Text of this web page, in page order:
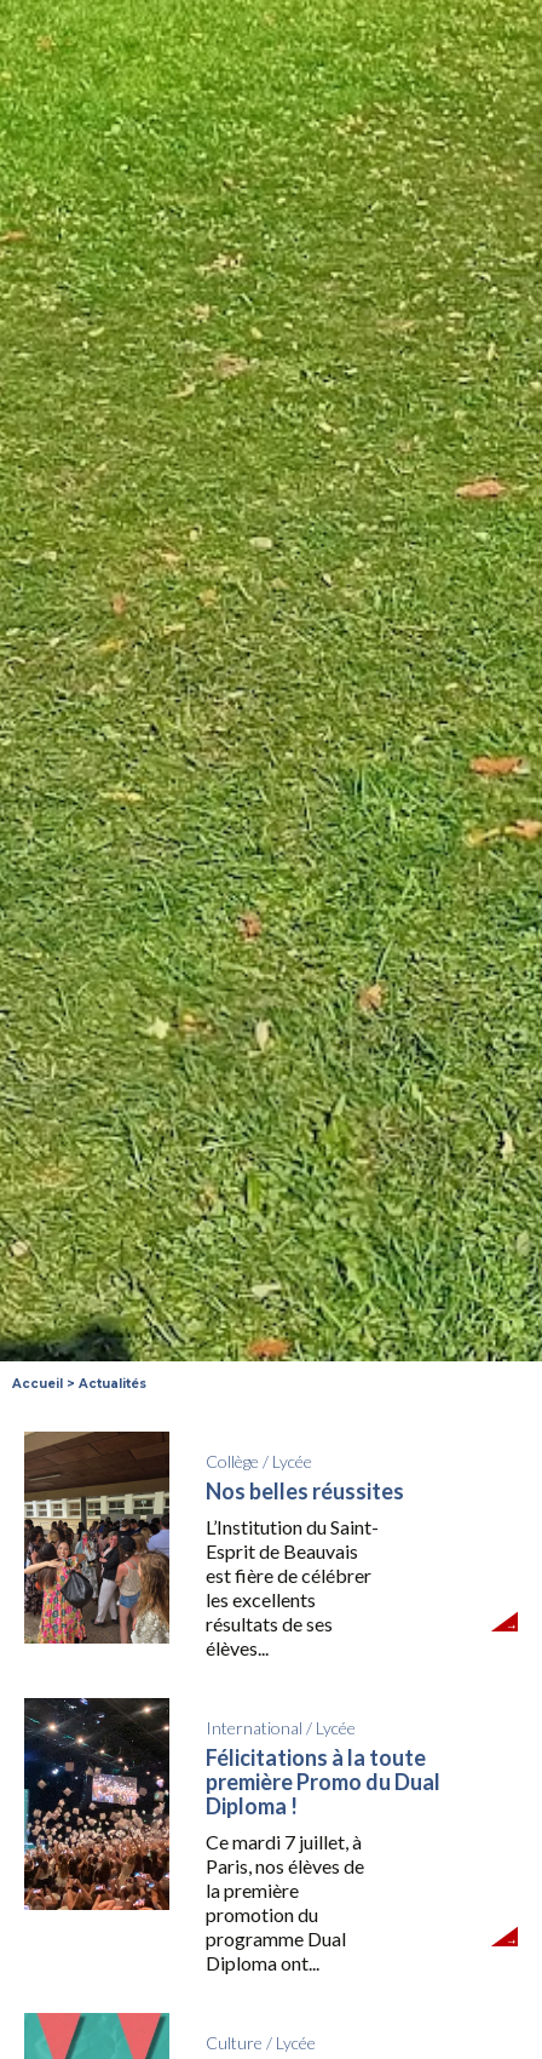
Accueil > Actualités
Collège / Lycée
Nos belles réussites
L’Institution du Saint-
Esprit de Beauvais
est fière de célébrer
les excellents
résultats de ses
élèves...
International / Lycée
Félicitations à la toute
première Promo du Dual
Diploma !
Ce mardi 7 juillet, à
Paris, nos élèves de
la première
promotion du
programme Dual
Diploma ont...
Culture / Lycée